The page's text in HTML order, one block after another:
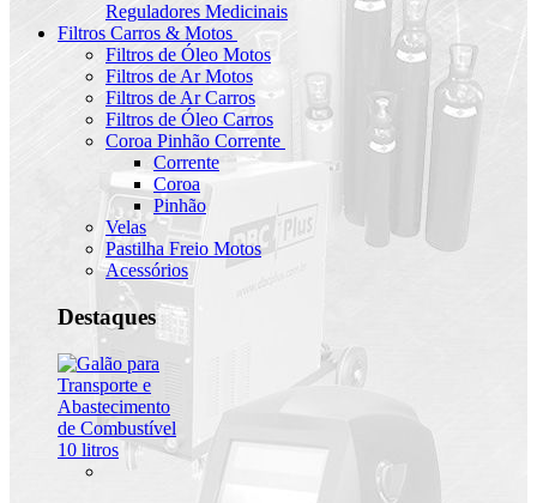
Reguladores Medicinais
Filtros Carros & Motos
Filtros de Óleo Motos
Filtros de Ar Motos
Filtros de Ar Carros
Filtros de Óleo Carros
Coroa Pinhão Corrente
Corrente
Coroa
Pinhão
Velas
Pastilha Freio Motos
Acessórios
Destaques